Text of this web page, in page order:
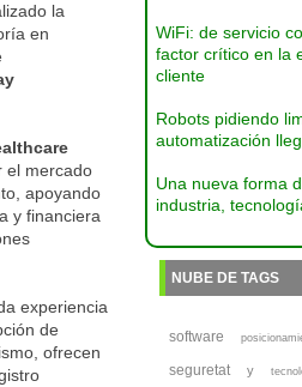
la
en
el mercado
apoyando
y financiera
experiencia
de
ofrecen
WiFi: de servicio
factor crítico en la
cliente
Robots pidiendo
automatización
Una nueva forma
industria,
NUBE DE TAGS
software
seguretat y